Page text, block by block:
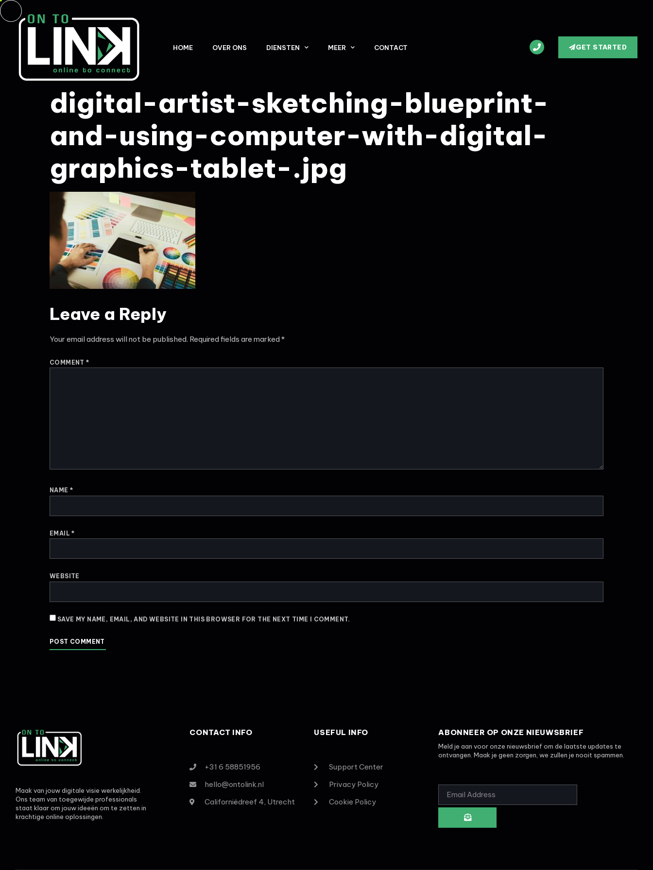
HOME OVER ONS DIENSTEN MEER CONTACT GET STARTED
digital-artist-sketching-blueprint-
and-using-computer-with-digital-
graphics-tablet-.jpg
Leave a Reply
Your email address will not be published. Required fields are marked*
COMMENT*
NAME *
EMAIL*
WEBSITE
SAVE MY NAME, EMAIL, AND WEBSITE IN THIS BROWSER FOR THE NEXT TIME I COMMENT.
Maak van jouw digitale visie werkelijkheid.
Ons team van toegewijde professionals
staat klaar om jouw ideeën om te zetten in
krachtige online oplossingen.
CONTACT INFO
+31 6 58851956
hello@ontolink.nl
Californiëdreef 4, Utrecht
USEFUL INFO
Support Center
Privacy Policy
Cookie Policy
ABONNEER OP ONZE NIEUWSBRIEF
Meld je aan voor onze nieuwsbrief om de laatste updates te
ontvangen. Maak je geen zorgen, we zullen je nooit spammen.